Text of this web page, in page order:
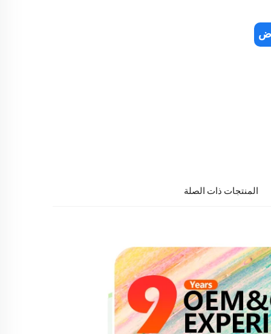
المنتجات ذات الصلة